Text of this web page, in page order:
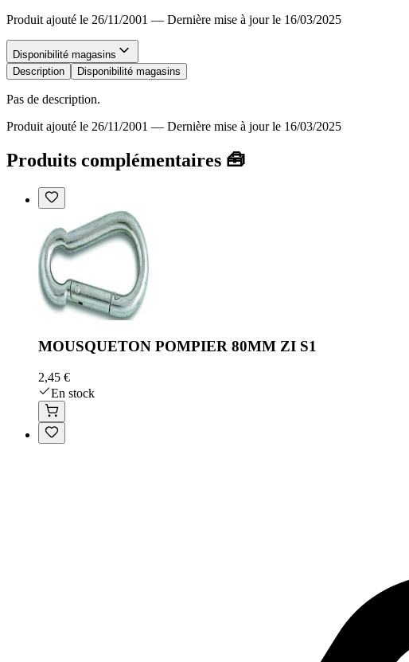
Produit ajouté le 26/11/2001 — Dernière mise à jour le 16/03/2025
Disponibilité magasins
Description
Disponibilité magasins
Pas de description.
Produit ajouté le 26/11/2001 — Dernière mise à jour le 16/03/2025
Produits complémentaires 🧰
MOUSQUETON POMPIER 80MM ZI S1
2,45 €
En stock